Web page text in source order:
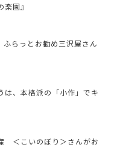
園』
らっとお勧め三沢屋さん
は、本格派の「小作」でキ
＜こいのぼり＞さんがお